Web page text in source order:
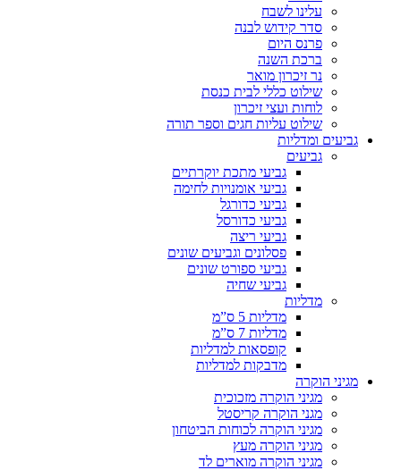
עלינו לשבח
סדר קידוש לבנה
פרנס היום
ברכת השנה
נר זיכרון מואר
שילוט כללי לבית כנסת
לוחות ועצי זיכרון
שילוט עליות חגים וספר תורה
גביעים ומדליות
גביעים
גביעי מתכת יוקרתיים
גביעי אומנויות לחימה
גביעי כדורגל
גביעי כדורסל
גביעי ריצה
פסלונים וגביעים שונים
גביעי ספורט שונים
גביעי שחיה
מדליות
מדליות 5 ס”מ
מדליות 7 ס”מ
קופסאות למדליות
מדבקות למדליות
מגיני הוקרה
מגיני הוקרה מזכוכית
מגני הוקרה קריסטל
מגיני הוקרה לכוחות הביטחון
מגיני הוקרה מעץ
מגיני הוקרה מוארים לד